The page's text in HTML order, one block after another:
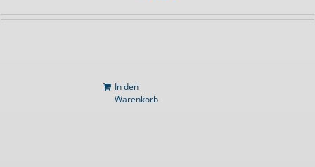
In den
Warenkorb